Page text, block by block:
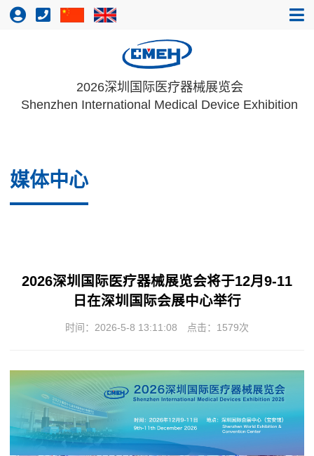
2026深圳国际医疗器械展览会
Shenzhen International Medical Device Exhibition
媒体中心
2026深圳国际医疗器械展览会将于12月9-11
日在深圳国际会展中心举行
时间：2026-5-8 13:11:08 点击： 1579次